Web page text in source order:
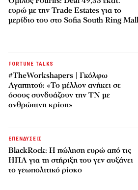
ευρώ με την Trade Estates για το
μερίδιο του στο Sofia South Ring Mall
FORTUNE TALKS
#TheWorkshapers | Γκόλφω
Αγαπητού: «Το μέλλον ανήκει σε
όσους συνδυάζουν την ΤΝ με
ανθρώπινη κρίση»
ΕΠΕΝΔΥΣΕΙΣ
BlackRock: Η πώληση ευρώ από τις
ΗΠΑ για τη στήριξη του γεν αυξάνει
το γεωπολιτικό ρίσκο